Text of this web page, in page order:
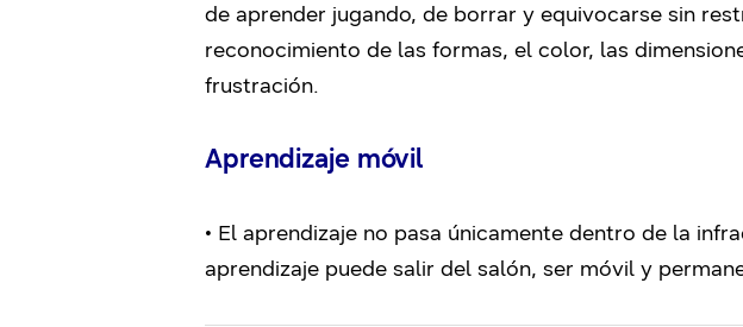
de aprender jugando, de borrar y equivocarse sin
reconocimiento de las formas, el color, las
frustración.
Aprendizaje móvil
• El aprendizaje no pasa únicamente dentro de la
aprendizaje puede salir del salón, ser móvil y